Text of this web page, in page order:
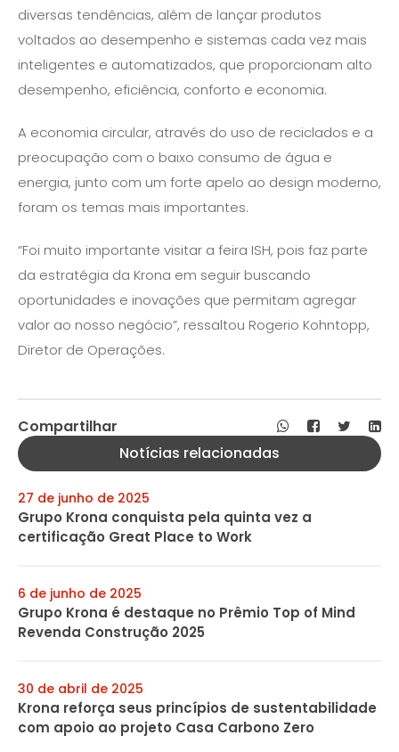
diversas tendências, além de lançar produtos
voltados ao desempenho e sistemas cada vez mais
inteligentes e automatizados, que proporcionam alto
desempenho, eficiência, conforto e economia.
A economia circular, através do uso de reciclados e a
preocupação com o baixo consumo de água e
energia, junto com um forte apelo ao design moderno,
foram os temas mais importantes.
“Foi muito importante visitar a feira ISH, pois faz parte
da estratégia da Krona em seguir buscando
oportunidades e inovações que permitam agregar
valor ao nosso negócio”, ressaltou Rogerio Kohntopp,
Diretor de Operações.
Compartilhar
Notícias relacionadas
27 de junho de 2025
Grupo Krona conquista pela quinta vez a
certificação Great Place to Work
6 de junho de 2025
Grupo Krona é destaque no Prêmio Top of Mind
Revenda Construção 2025
30 de abril de 2025
Krona reforça seus princípios de sustentabilidade
com apoio ao projeto Casa Carbono Zero